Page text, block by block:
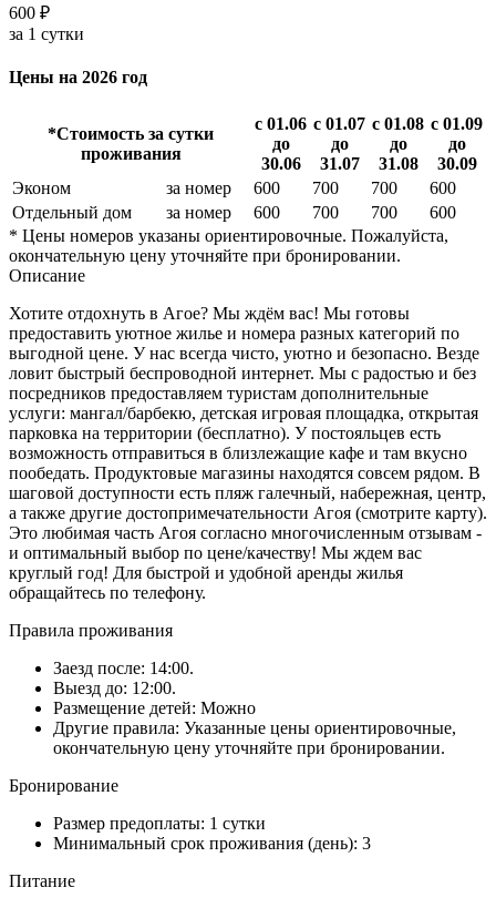
600 ₽
за 1 сутки
Цены на 2026 год
*Стоимость за сутки
проживания
с 01.06
до
30.06
с 01.07
до
31.07
с 01.08
до
31.08
с 01.09
до
30.09
Эконом
за номер 600 700 700
600
Отдельный дом
за номер 600 700 700
600
* Цены номеров указаны ориентировочные. Пожалуйста,
окончательную цену уточняйте при бронировании.
Описание
Хотите отдохнуть в Агое? Мы ждём вас! Мы готовы
предоставить уютное жилье и номера разных категорий по
выгодной цене. У нас всегда чисто, уютно и безопасно. Везде
ловит быстрый беспроводной интернет. Мы с радостью и без
посредников предоставляем туристам дополнительные
услуги: мангал/барбекю, детская игровая площадка, открытая
парковка на территории (бесплатно). У постояльцев есть
возможность отправиться в близлежащие кафе и там вкусно
пообедать. Продуктовые магазины находятся совсем рядом. В
шаговой доступности есть пляж галечный, набережная, центр,
а также другие достопримечательности Агоя (смотрите карту).
Это любимая часть Агоя согласно многочисленным отзывам -
и оптимальный выбор по цене/качеству! Мы ждем вас
круглый год! Для быстрой и удобной аренды жилья
обращайтесь по телефону.
Правила проживания
Заезд после: 14:00.
Выезд до: 12:00.
Размещение детей: Можно
Другие правила: Указанные цены ориентировочные,
окончательную цену уточняйте при бронировании.
Бронирование
Размер предоплаты: 1 сутки
Минимальный срок проживания (день): 3
Питание